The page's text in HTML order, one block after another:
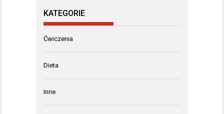
KATEGORIE
Ćwiczenia
Dieta
Inne